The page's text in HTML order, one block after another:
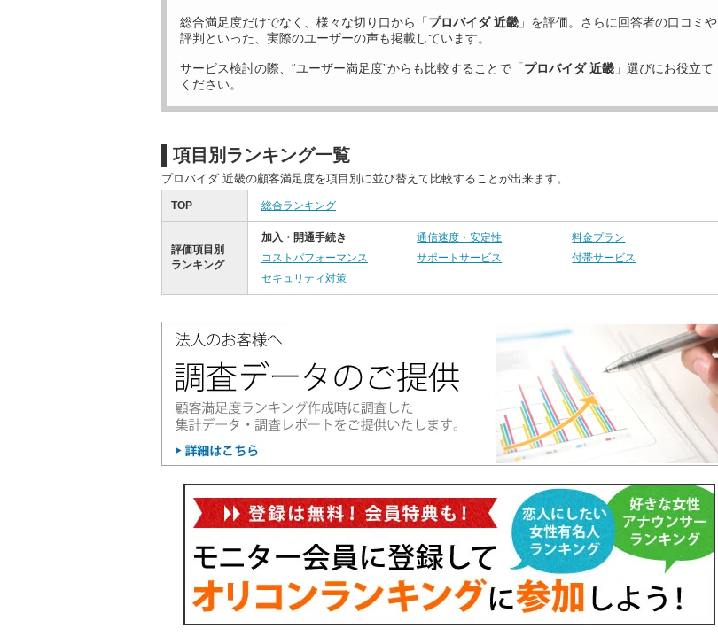
総合満足度だけでなく、様々な切り口から「プロバイダ 近畿 」を評価。さらに回答者の口コミや
評判といった、実際のユーザーの声も掲載しています。
サービス検討の際、“ユーザー満足度”からも比較することで「プロバイダ 近畿 」選びにお役立て
ください。
項目別ランキング一覧
プロバイダ 近畿の顧客満足度を項目別に並び替えて比較することが出来ます。
TOP 総合ランキング
評価項目別
ランキング
加入・開通手続き 通信速度・安定性
料金プラン
コストパフォーマンス
サポートサービス
付帯サービス
セキュリティ対策